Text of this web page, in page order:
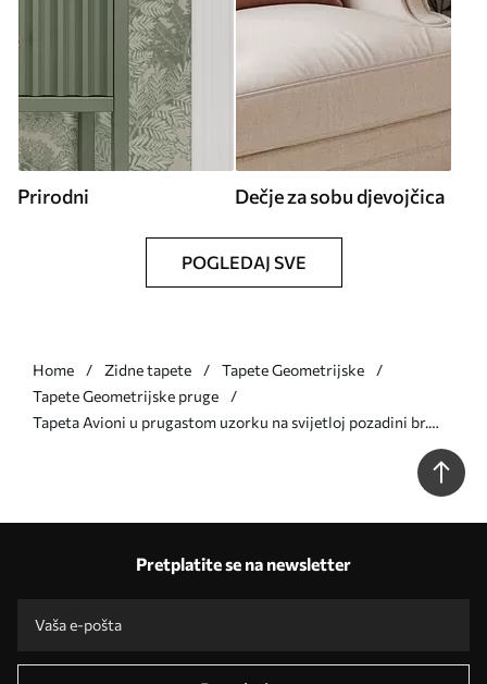
Prirodni Dečje za sobu djevojčica
POGLEDAJ SVE
Home Zidne tapete
Tapete Geometrijske
Tapete Geometrijske pruge
Tapeta Avioni u prugastom uzorku na svijetloj pozadini br.
Pretplatite se na newsletter